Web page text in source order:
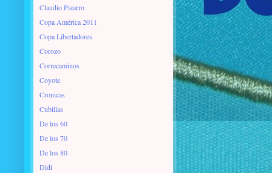
Claudio Pizarro
Copa América 2011
Copa Libertadores
Corozo
Correcaminos
Coyote
Cronicas
Cubillas
De los 60
De los 70
De los 80
Didi